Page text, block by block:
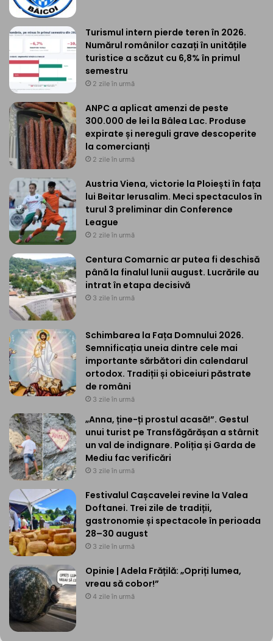
Turismul intern pierde teren în 2026.
Numărul românilor cazați în unitățile
turistice a scăzut cu 6,8% în primul
semestru
2 zile în urmă
ANPC a aplicat amenzi de peste
300.000 de lei la Bâlea Lac. Produse
expirate și nereguli grave descoperite
la comercianți
2 zile în urmă
Austria Viena, victorie la Ploiești în fața
lui Beitar Ierusalim. Meci spectaculos în
turul 3 preliminar din Conference
League
2 zile în urmă
Centura Comarnic ar putea fi deschisă
până la finalul lunii august. Lucrările au
intrat în etapa decisivă
3 zile în urmă
Schimbarea la Fața Domnului 2026.
Semnificația uneia dintre cele mai
importante sărbători din calendarul
ortodox. Tradiții și obiceiuri păstrate
de români
3 zile în urmă
„Anna, ține-ți prostul acasă!”. Gestul
unui turist pe Transfăgărășan a stârnit
un val de indignare. Poliția și Garda de
Mediu fac verificări
3 zile în urmă
Festivalul Cașcavelei revine la Valea
Doftanei. Trei zile de tradiții,
gastronomie și spectacole în perioada
28–30 august
3 zile în urmă
Opinie | Adela Frățilă: „Opriți lumea,
vreau să cobor!”
4 zile în urmă